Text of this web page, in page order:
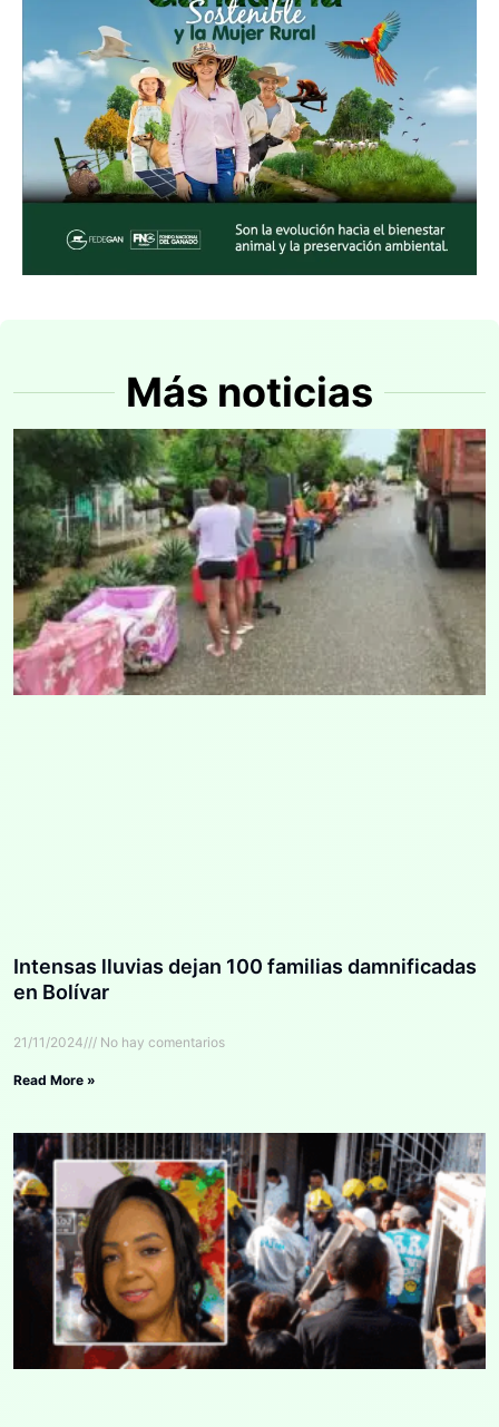
Más noticias
Intensas lluvias dejan 100 familias damnificadas
en Bolívar
21/11/2024 No hay comentarios
Read More »